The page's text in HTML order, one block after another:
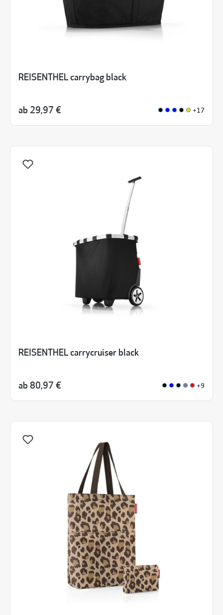
REISENTHEL carrybag black
ab 29,97 € +17
REISENTHEL carrycruiser black
ab 80,97 € +9